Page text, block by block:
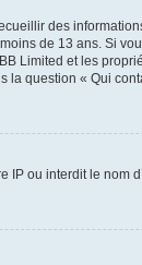
des
de 13 ans. Si
Limited et les
question « Qui
ou interdit le nom